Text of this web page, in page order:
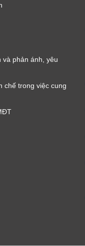
phản ánh, yêu
chế trong việc cung